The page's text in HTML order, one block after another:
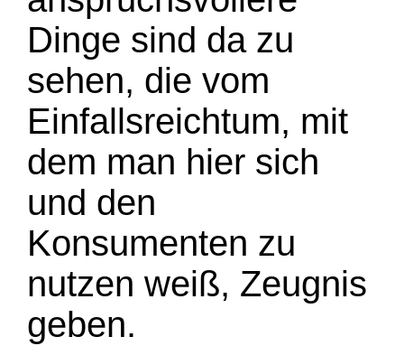
Dinge sind da zu
sehen, die vom
Einfallsreichtum, mit
dem man hier sich
und den
Konsumenten zu
nutzen weiß, Zeugnis
geben.